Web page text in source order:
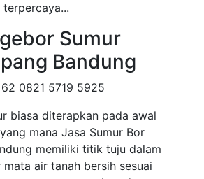
Sumur
Bandung
0821 5719 5925
biasa diterapkan pada awal
mana Jasa Sumur Bor
memiliki titik tuju dalam
air tanah bersih sesuai